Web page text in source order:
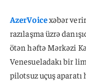
AzerVoicexəbər
razılaşma üzrə
ötən həftə Mərkəzi
Venesueladakı bir
pilotsuz uçuş aparatı